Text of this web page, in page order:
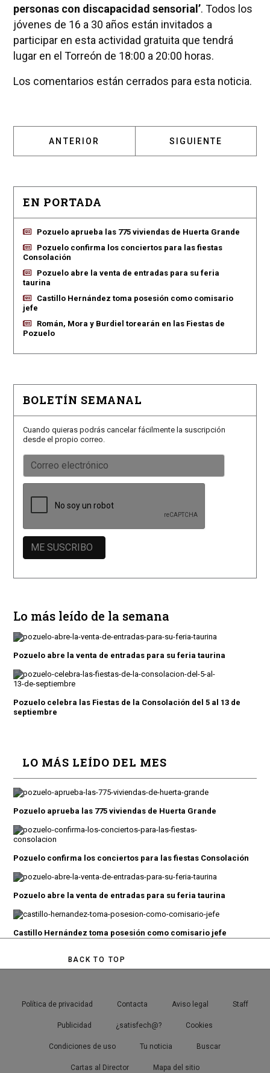
personas con discapacidad sensorial’. Todos los
jóvenes de 16 a 30 años están invitados a
participar en esta actividad gratuita que tendrá
lugar en el Torreón de 18:00 a 20:00 horas.
Los comentarios están cerrados para esta noticia.
ARTÍCULO ANTERIOR: POZUELO ACOGE EL
ANTERIOR ARTÍCULO
SIGUIENTE
EN PORTADA
Pozuelo aprueba las 775 viviendas de Huerta Grande
Pozuelo confirma los conciertos para las fiestas
Consolación
Pozuelo abre la venta de entradas para su feria
taurina
Castillo Hernández toma posesión como comisario
jefe
Román, Mora y Burdiel torearán en las Fiestas de
Pozuelo
BOLETÍN SEMANAL
Cuando quieras podrás cancelar fácilmente la suscripción
desde el propio correo.
Lo más leído de la semana
Pozuelo abre la venta de entradas para su feria taurina
Pozuelo celebra las Fiestas de la Consolación del 5 al 13 de
septiembre
LO MÁS LEÍDO DEL MES
Pozuelo aprueba las 775 viviendas de Huerta Grande
Pozuelo confirma los conciertos para las fiestas Consolación
Pozuelo abre la venta de entradas para su feria taurina
Castillo Hernández toma posesión como comisario jefe
BACK TO TOP
Política de privacidad Contacta Aviso legal Staff
Publicidad ¿satisfech@? Cookies
Condiciones de uso Tu noticia Buscar
Cartas al Director Mapa del sitio